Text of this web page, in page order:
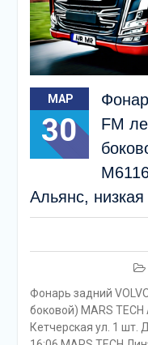
МАР
30
FM
Альянс,
Фонарь задний
боковой) MARS
Кетчерская ул. 1 шт.